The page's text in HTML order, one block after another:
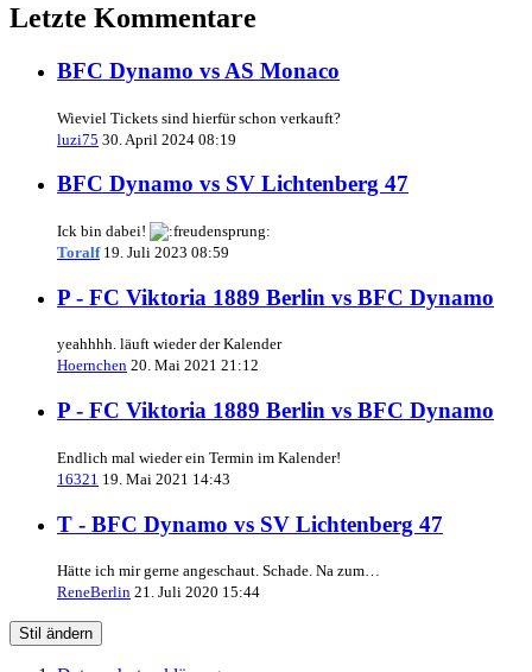
Letzte Kommentare
BFC Dynamo vs AS Monaco
Wieviel Tickets sind hierfür schon verkauft?
luzi75 30. April 2024 08:19
BFC Dynamo vs SV Lichtenberg 47
Ick bin dabei!
Toralf 19. Juli 2023 08:59
P - FC Viktoria 1889 Berlin vs BFC Dynamo
yeahhhh. läuft wieder der Kalender
Hoernchen 20. Mai 2021 21:12
P - FC Viktoria 1889 Berlin vs BFC Dynamo
Endlich mal wieder ein Termin im Kalender!
16321 19. Mai 2021 14:43
T - BFC Dynamo vs SV Lichtenberg 47
Hätte ich mir gerne angeschaut. Schade. Na zum…
ReneBerlin 21. Juli 2020 15:44
Stil ändern